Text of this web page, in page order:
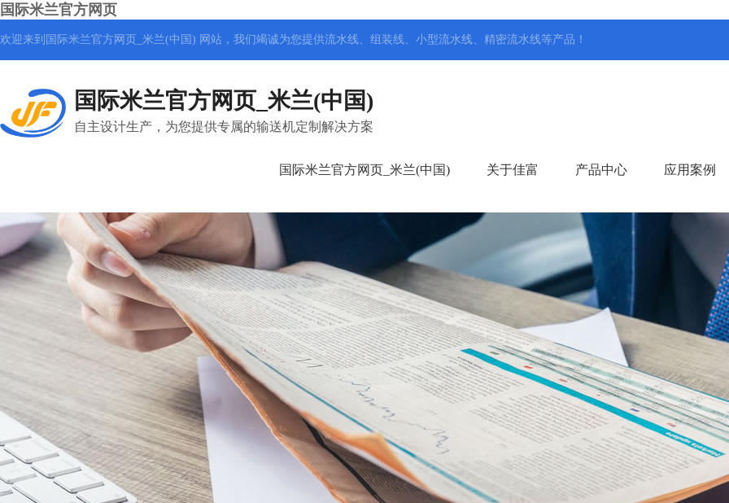
国际米兰官方网页
欢迎来到国际米兰官方网页_米兰(中国) 网站，我们竭诚为您提供流水线、组装线、小型流水线、精密流水线等产品！
国际米兰官方网页_米兰(中国)
自主设计生产，为您提供专属的输送机定制解决方案
国际米兰官方网页_米兰(中国) 关于佳富 产品中心 应用案例